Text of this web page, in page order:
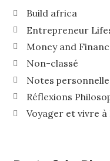
Build africa
Entrepreneur
Money and
Non-classé
Notes
Réflexions
Voyager et vivre